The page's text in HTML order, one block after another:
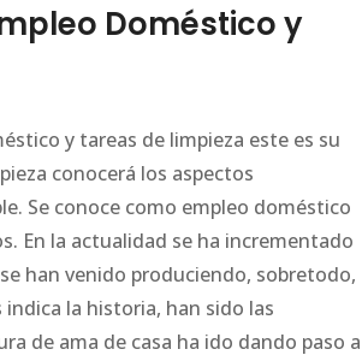
Doméstico y
y tareas de limpieza este es su
conocerá los aspectos
Se conoce como empleo doméstico
En la actualidad se ha incrementado
han venido produciendo, sobretodo,
la historia, han sido las
de ama de casa ha ido dando paso a